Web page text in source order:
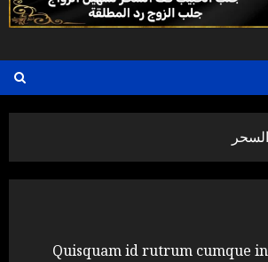
Quisquam id rutrum cumque